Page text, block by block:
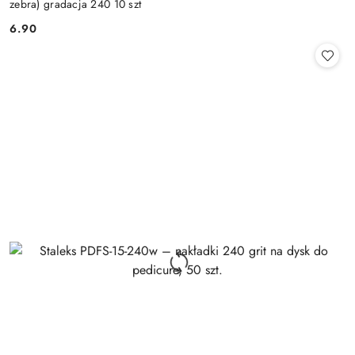
zebra) gradacja 240 10 szt
Cena:
6.90